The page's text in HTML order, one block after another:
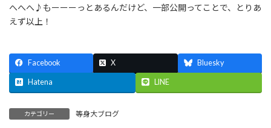
へへへ♪もーーーっとあるんだけど、一部公開ってことで、とりあ
えず以上！
Facebook X Bluesky
Hatena LINE
カテゴリー 等身大ブログ